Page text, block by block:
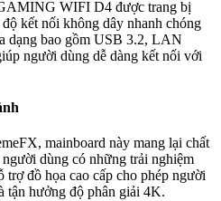
WIFI D4 được trang bị
kết nối không dây nhanh chóng
dạng bao gồm USB 3.2, LAN
người dùng dễ dàng kết nối với
mainboard này mang lại chất
dùng có những trải nghiệm
đồ họa cao cấp cho phép người
tận hưởng độ phân giải 4K.